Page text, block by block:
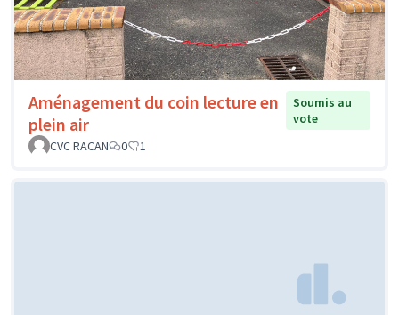
Aménagement du coin lecture en
plein air
Soumis au
vote
CVC RACAN
0 1